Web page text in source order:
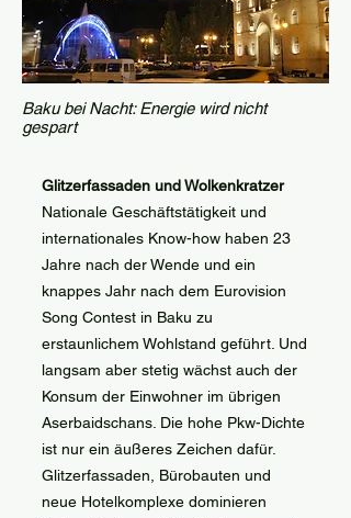
Baku bei Nacht: Energie wird nicht
gespart
Glitzerfassaden und Wolkenkratzer
Nationale Geschäftstätigkeit und
internationales Know-how haben 23
Jahre nach der Wende und ein
knappes Jahr nach dem Eurovision
Song Contest in Baku zu
erstaunlichem Wohlstand geführt. Und
langsam aber stetig wächst auch der
Konsum der Einwohner im übrigen
Aserbaidschans. Die hohe Pkw-Dichte
ist nur ein äußeres Zeichen dafür.
Glitzerfassaden, Bürobauten und
neue Hotelkomplexe dominieren